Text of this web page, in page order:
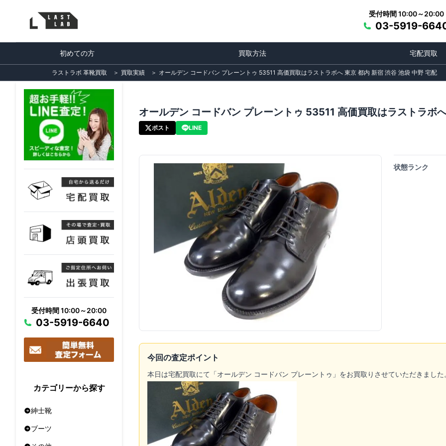
受付時間 10:00～20:00
03-5919-
初めての方 買取方法 宅配買取
ラストラボ 革靴買取 ＞ 買取実績 ＞ オールデン コードバン プレーントゥ 53511 高価買取はラストラボへ 東京 都内 新宿 渋谷 池袋 中野 宅配
受付時間 10:00～20:00
03-5919-6640
カテゴリーから探す
紳士靴
ブーツ
オールデン コードバン プレーントゥ 53511 高価買取はラストラボ
ポスト LINE
状態ランク
今回の査定ポイント
本日は宅配買取にて「オールデン コードバン プレーントゥ」をお買取りさせていただきました